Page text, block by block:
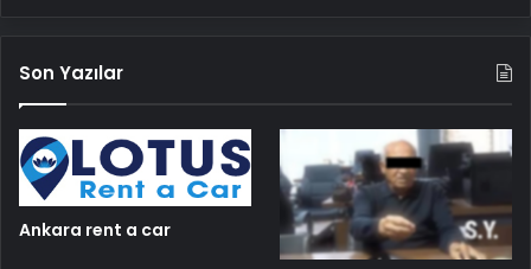
Son Yazılar
Ankara rent a car